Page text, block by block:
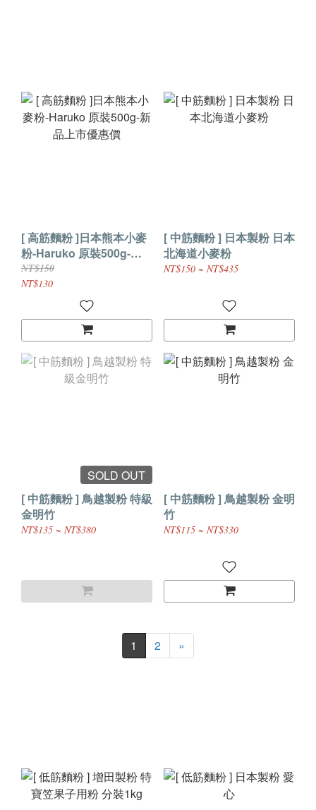
[ 高筋麵粉 ]日本熊本小麥
粉-Haruko 原裝500g-新
品上市優惠價
NT$150
NT$130
[ 中筋麵粉 ] 日本製粉 日本
北海道小麥粉
NT$150 ~ NT$435
SOLD OUT
[ 中筋麵粉 ] 鳥越製粉 特級
金明竹
NT$135 ~ NT$380
[ 中筋麵粉 ] 鳥越製粉 金明
竹
NT$115 ~ NT$330
1 2 »